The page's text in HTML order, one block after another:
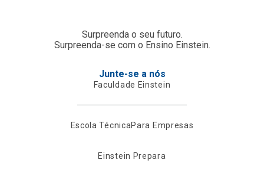
Surpreenda o seu futuro.
Surpreenda-se com o Ensino Einstein.
Junte-se a nós
Faculdade Einstein
Escola TécnicaPara Empresas
Einstein Prepara